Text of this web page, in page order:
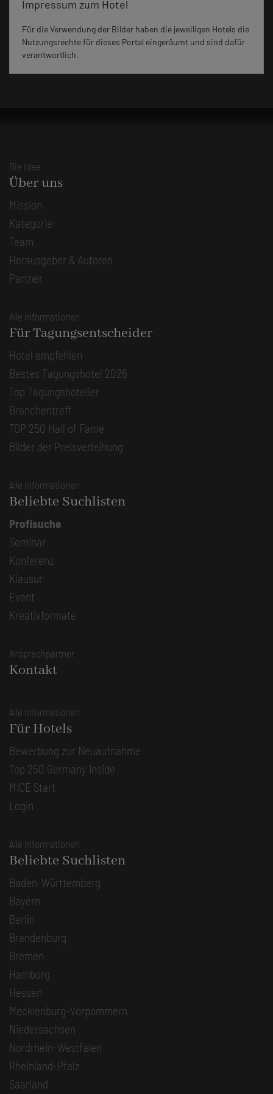
Impressum zum Hotel
Für die Verwendung der Bilder haben die jeweiligen Hotels die
Nutzungsrechte für dieses Portal eingeräumt und sind dafür
verantwortlich.
Die Idee
Über uns
Mission
Kategorie
Team
Herausgeber & Autoren
Partner
Alle Informationen
Für Tagungsentscheider
Hotel empfehlen
Bestes Tagungshotel 2026
Top Tagungshotelier
Branchentreff
TOP 250 Hall of Fame
Bilder der Preisverleihung
Alle Informationen
Beliebte Suchlisten
Profisuche
Seminar
Konferenz
Klausur
Event
Kreativformate
Ansprechpartner
Kontakt
Alle Informationen
Für Hotels
Bewerbung zur Neuaufnahme
Top 250 Germany Inside
MICE Start
Login
Alle Informationen
Beliebte Suchlisten
Baden-Württemberg
Bayern
Berlin
Brandenburg
Bremen
Hamburg
Hessen
Mecklenburg-Vorpommern
Niedersachsen
Nordrhein-Westfalen
Rheinland-Pfalz
Saarland